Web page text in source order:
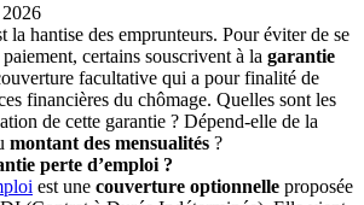
la hantise des emprunteurs. Pour éviter de se
certains souscrivent à la garantie
facultative qui a pour finalité de
financières du chômage. Quelles sont les
de cette garantie ? Dépend-elle de la
montant des mensualités ?
perte d’emploi ?
est une couverture optionnelle proposée